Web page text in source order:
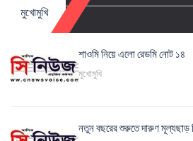
মুখোমুখি
শাওমি নিয়ে এলো রেডমি নোট ১৪
মুখোমুখি
নতুন বছরের শুরুতে দারুণ মূল্যছাড়